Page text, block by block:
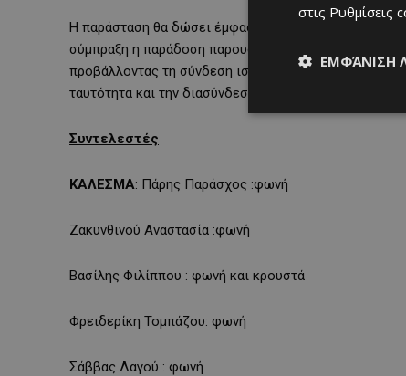
Η παράσταση θα δώσει έμφαση της αυθεντικές
σύμπραξη η παράδοση παρουσιάζεται όχι ως στατικό
προβάλλοντας τη σύνδεση ιστορικής μνήμης και
ταυτότητα και την διασύνδεση της με τον ελληνικό
Συντελεστές
ΚΑΛΕΣΜΑ: Πάρης Παράσχος :φωνή
Ζακυνθινού Αναστασία :φωνή
Βασίλης Φιλίππου : φωνή και κρουστά
Φρειδερίκη Τομπάζου: φωνή
Σάββας Λαγού : φωνή
στις Ρυθμίσεις
ΕΜΦΆΝΙΣΗ